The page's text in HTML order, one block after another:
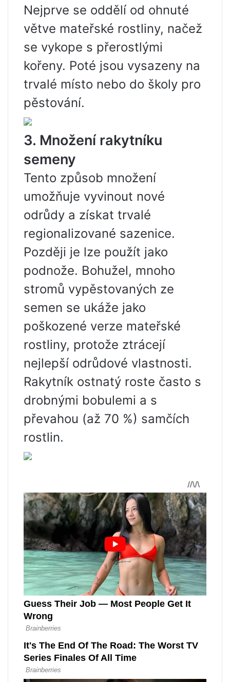
Nejprve se oddělí od ohnuté
větve mateřské rostliny, načež
se vykope s přerostlými
kořeny. Poté jsou vysazeny na
trvalé místo nebo do školy pro
pěstování.
3. Množení rakytníku
semeny
Tento způsob množení
umožňuje vyvinout nové
odrůdy a získat trvalé
regionalizované sazenice.
Později je lze použít jako
podnože. Bohužel, mnoho
stromů vypěstovaných ze
semen se ukáže jako
poškozené verze mateřské
rostliny, protože ztrácejí
nejlepší odrůdové vlastnosti.
Rakytník ostnatý roste často s
drobnými bobulemi a s
převahou (až 70 %) samčích
rostlin.